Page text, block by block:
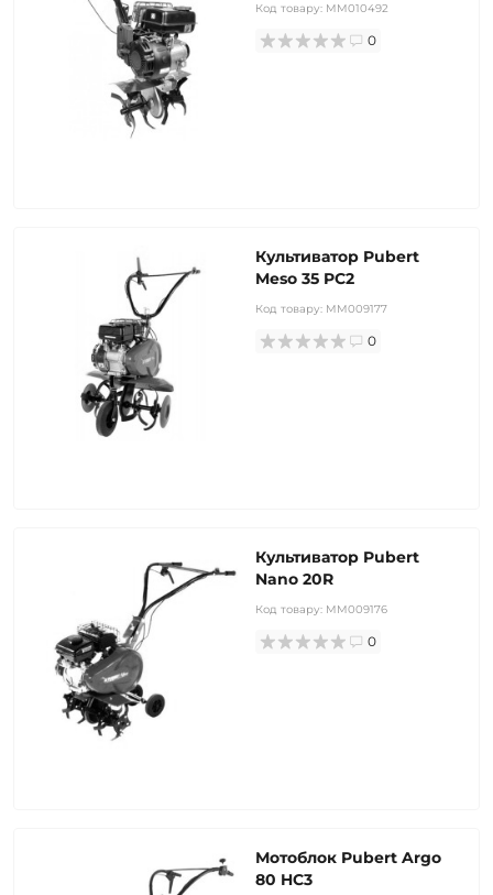
Код товару: MM010492
0
Культиватор Pubert
Meso 35 PC2
Код товару: MM009177
0
Культиватор Pubert
Nano 20R
Код товару: MM009176
0
Мотоблок Pubert Argo
80 HC3